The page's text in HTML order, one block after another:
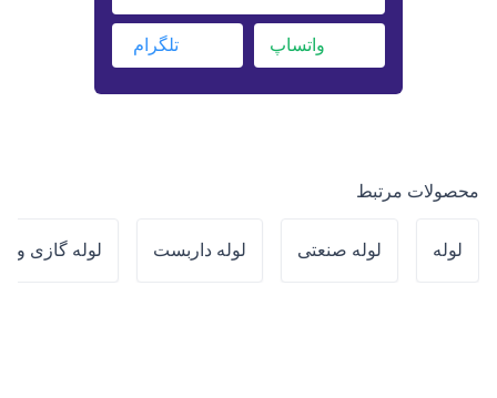
واتساپ تلگرام
محصولات مرتبط
لوله لوله صنعتی لوله داربست لوله گازی و